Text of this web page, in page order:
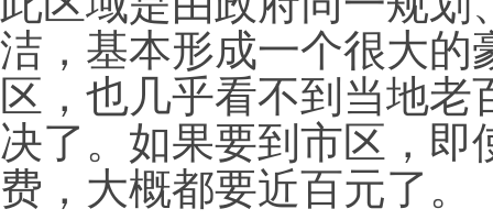
洁，基本形成一个很大的
区，也几乎看不到当地
决了。如果要到市区，
费，大概都要近百元了。